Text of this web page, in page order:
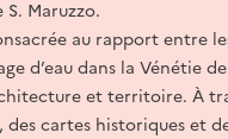
Maruzzo.
au rapport entre
d’eau dans la Vénétie
et territoire. À
des cartes historiques et